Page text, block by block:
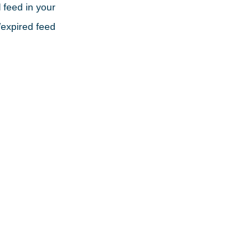
feed in your
feed